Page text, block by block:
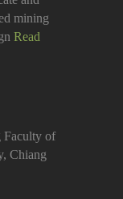
mining
Read
Faculty of
Chiang